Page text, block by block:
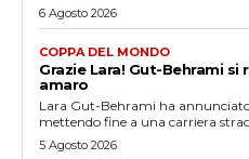
6 Agosto 2026
COPPA DEL MONDO
Grazie Lara! Gut-Behrami
amaro
Lara Gut-Behrami ha
mettendo fine a una carriera
5 Agosto 2026